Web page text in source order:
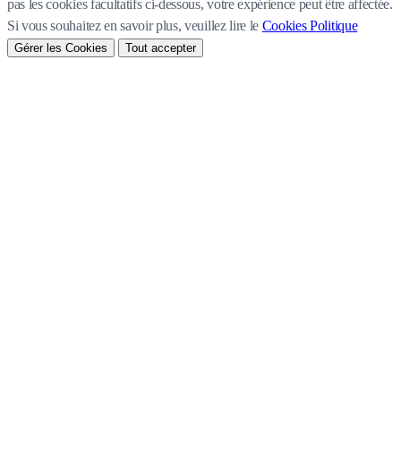
pas les cookies facultatifs ci-dessous, votre expérience peut être affectée.
Si vous souhaitez en savoir plus, veuillez lire le Cookies Politique
Gérer les Cookies Tout accepter